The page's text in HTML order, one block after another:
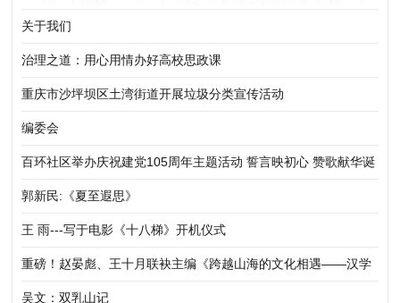
市轮滑公开赛（铜梁站）圆满落幕
关于我们
治理之道：用心用情办好高校思政课
重庆市沙坪坝区土湾街道开展垃圾分类宣传活动
编委会
百环社区举办庆祝建党105周年主题活动 誓言映初心 赞歌献华诞
郭新民:《夏至遐思》
王 雨---写于电影《十八梯》开机仪式
重磅！赵晏彪、王十月联袂主编《跨越山海的文化相遇——汉学
家眼中的中国》正式出版发行
吴文：双乳山记